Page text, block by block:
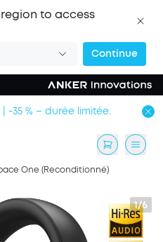
to access
Continue
-35 % – durée limitée.
One (Reconditionné)
1/6